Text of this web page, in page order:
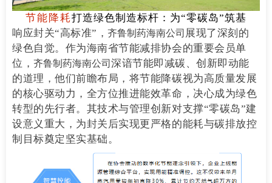
节能降耗打造绿色制造标杆：为“零碳岛”筑基
响应封关“高标准”，齐鲁制药海南公司 展现了深刻的
绿色自觉。作为海南省节能减排协会的重要会员单
位，齐鲁制药海南公司深谙节能即减碳、创新即动能
的道理，他们前瞻布局，将节能降碳视为高质量发展
的核心驱动力，全方位推进能效革命，决心成为绿色
转型的先行者。其技术与管理创新对支撑“零碳岛”建
设意义重大，为封关后实现更严格的能耗与碳排放控
制目标奠定坚实基础。